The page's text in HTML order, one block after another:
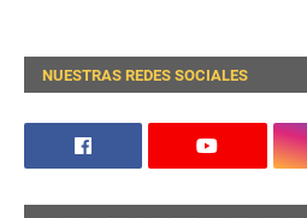
NUESTRAS REDES SOCIALES